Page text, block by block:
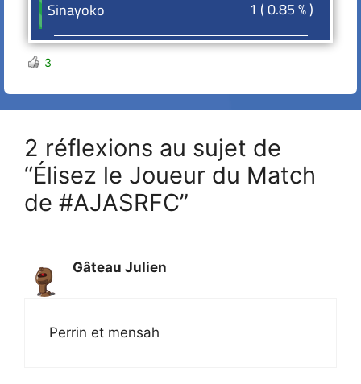
Sinayoko
Sinayoko 1 ( 0.85 % )
3
2 réflexions au sujet de
“Élisez le Joueur du Match
de #AJASRFC”
Gâteau Julien
Perrin et mensah